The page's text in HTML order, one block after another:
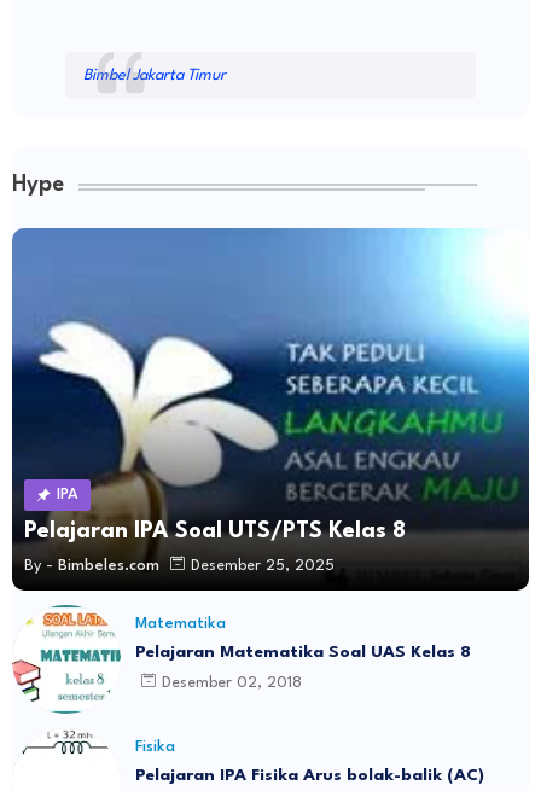
Bimbel Jakarta Timur
Hype
IPA
Pelajaran IPA Soal UTS/PTS Kelas 8
By - Bimbeles.com Desember 25, 2025
Matematika
Pelajaran Matematika Soal UAS Kelas 8
Desember 02, 2018
Fisika
Pelajaran IPA Fisika Arus bolak-balik (AC)